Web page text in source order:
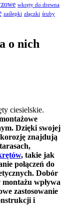
wkręty do drewna
zaślepki złączki śruby
o nich
Dzięki swojej
znajdują
, takie jak
połączeń do
Dobór
wpływa
zastosowanie
i